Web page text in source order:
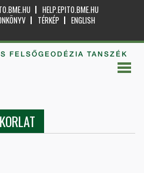
HELP.EPITO.BME.HU
TÉRKÉP
ENGLISH
FELSŐGEODÉZIA TANSZÉK